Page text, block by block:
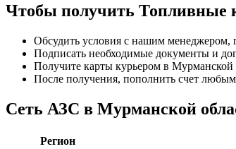
Чтобы получить Топливные
Обсудить условия с нашим менеджером,
Подписать необходимые документы и
Получите карты курьером в Мурманской
После получения, пополнить счет
Сеть АЗС в Мурманской
Регион